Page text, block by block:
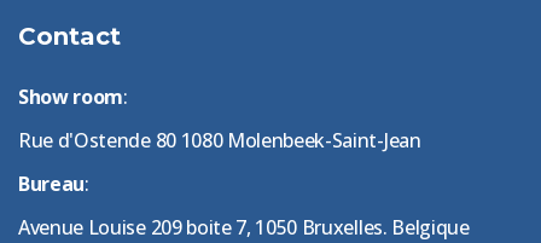
Contact
Show room:
Rue d'Ostende 80 1080 Molenbeek-Saint-Jean
Bureau:
Avenue Louise 209 boite 7, 1050 Bruxelles. Belgique